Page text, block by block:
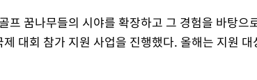
프 꿈나무들의 시야를 확장하고 그 경험을 바탕으
대회 참가 지원 사업을 진행했다. 올해는 지원